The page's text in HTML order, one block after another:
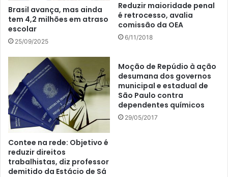
Brasil avança, mas ainda
tem 4,2 milhões em atraso
escolar
25/09/2025
Reduzir maioridade penal
é retrocesso, avalia
comissão da OEA
6/11/2018
Contee na rede: Objetivo é
reduzir direitos
trabalhistas, diz professor
demitido da Estácio de Sá
Moção de Repúdio à ação
desumana dos governos
municipal e estadual de
São Paulo contra
dependentes químicos
29/05/2017